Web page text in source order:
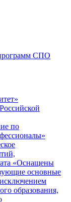
СПО
по
«Оснащены
основные
образования,